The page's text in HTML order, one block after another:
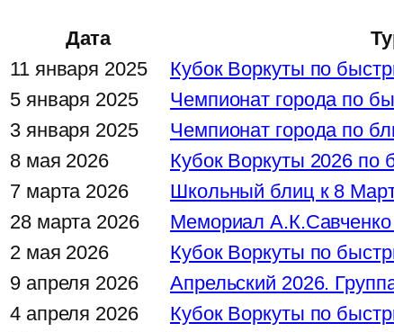
Дата
11 января 2025
Кубок Воркуты по
5 января 2025
Чемпионат города по
3 января 2025
Чемпионат города по
8 мая 2026
Кубок Воркуты 2026 по
7 марта 2026
Школьный блиц к 8
28 марта 2026
Мемориал А.К.Савченко
2 мая 2026
Кубок Воркуты по
9 апреля 2026
Апрельский 2026.
4 апреля 2026
Кубок Воркуты по